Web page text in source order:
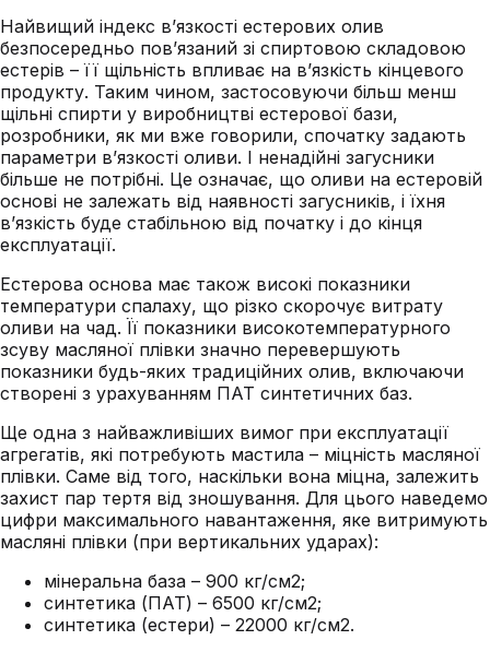
Найвищий індекс в’язкості естерових олив
безпосередньо пов’язаний зі спиртовою складовою
естерів – її щільність впливає на в’язкість кінцевого
продукту. Таким чином, застосовуючи більш менш
щільні спирти у виробництві естерової бази,
розробники, як ми вже говорили, спочатку задають
параметри в’язкості оливи. І ненадійні загусники
більше не потрібні. Це означає, що оливи на естеровій
основі не залежать від наявності загусників, і їхня
в’язкість буде стабільною від початку і до кінця
експлуатації.
Естерова основа має також високі показники
температури спалаху, що різко скорочує витрату
оливи на чад. Її показники високотемпературного
зсуву масляної плівки значно перевершують
показники будь-яких традиційних олив, включаючи
створені з урахуванням ПАТ синтетичних баз.
Ще одна з найважливіших вимог при експлуатації
агрегатів, які потребують мастила – міцність масляної
плівки. Саме від того, наскільки вона міцна, залежить
захист пар тертя від зношування. Для цього наведемо
цифри максимального навантаження, яке витримують
масляні плівки (при вертикальних ударах):
мінеральна база – 900 кг/см2;
синтетика (ПАТ) – 6500 кг/см2;
синтетика (естери) – 22000 кг/см2.